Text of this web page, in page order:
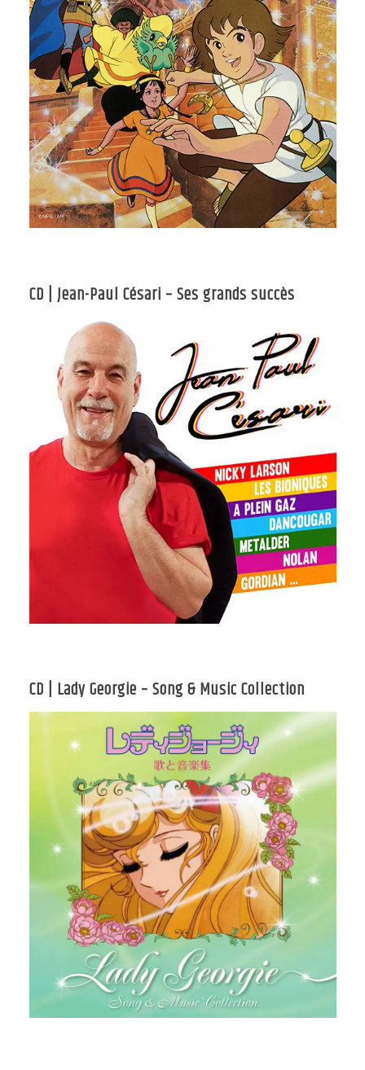
CD | Jean-Paul Césari – Ses grands succès
CD | Lady Georgie – Song & Music Collection